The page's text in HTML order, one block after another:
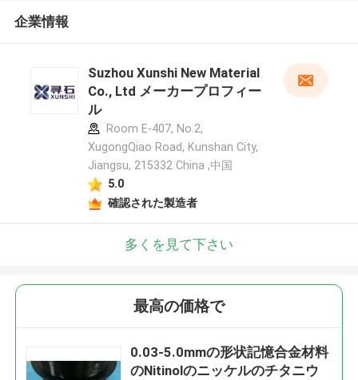
企業情報
Suzhou Xunshi New Material
Co., Ltd メーカープロフィー
ル
Room E-407, No.2,
XugongQiao Road, Kunshan City,
Jiangsu, 215332 China ,中国
5.0
確認された製造者
多くを見て下さい
最高の価格で
0.03-5.0mmの形状記憶合金材料
のNitinolのニッケルのチタニウ